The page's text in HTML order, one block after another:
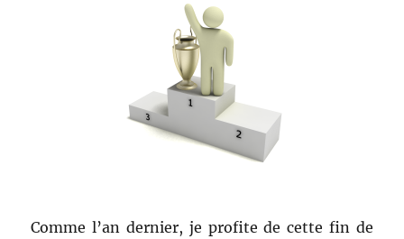
Chloé
Comme l’an dernier, je profite de cette fin de